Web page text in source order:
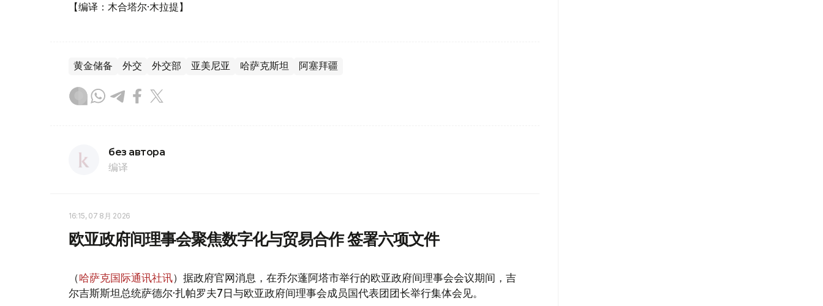
【编译：木合塔尔·木拉提】
黄金储备 外交 外交部 亚美尼亚 哈萨克斯坦 阿塞拜疆
без автора
编译
16:15, 07 8月 2026
欧亚政府间理事会聚焦数字化与贸易合作 签署六项文件
（哈萨克国际通讯社讯）据政府官网消息，在乔尔蓬阿塔市举行的欧亚政府间理事会会议期间，吉
尔吉斯斯坦总统萨德尔·扎帕罗夫7日与欧亚政府间理事会成员国代表团团长举行集体会见。